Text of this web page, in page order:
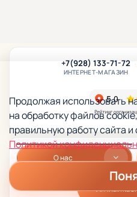
О нас
Личный
+7(928) 133-71-72
ИНТЕРНЕТ-МАГАЗИН
Продолжая использовать
на обработку файлов
правильную работу сайта
Политикой